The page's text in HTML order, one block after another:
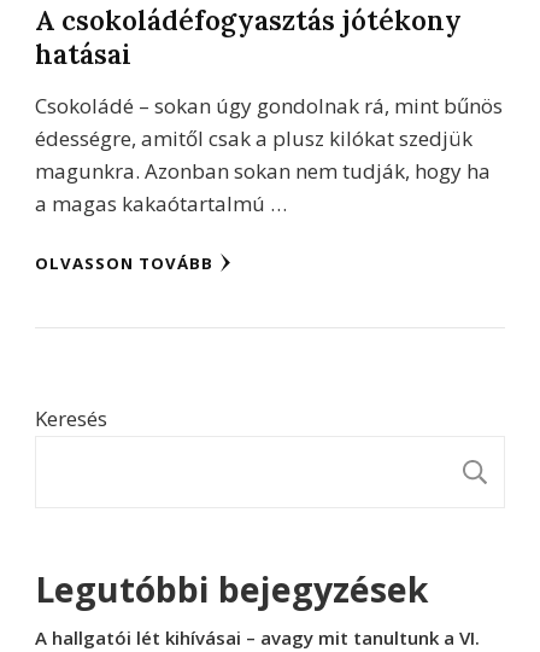
A csokoládéfogyasztás jótékony
hatásai
Csokoládé – sokan úgy gondolnak rá, mint bűnös
édességre, amitől csak a plusz kilókat szedjük
magunkra. Azonban sokan nem tudják, hogy ha
a magas kakaótartalmú …
OLVASSON TOVÁBB
Keresés
Legutóbbi bejegyzések
A hallgatói lét kihívásai – avagy mit tanultunk a VI.